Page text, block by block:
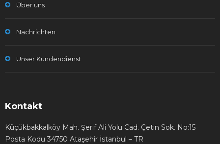
Über uns
Nachrichten
Unser Kundendienst
Kontakt
Küçükbakkalköy Mah. Şerif Ali Yolu Cad. Çetin Sok. No:15
Posta Kodu 34750 Ataşehir İstanbul – TR